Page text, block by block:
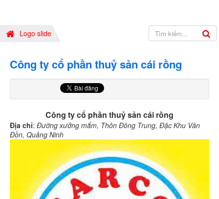
Logo slide
Công ty cổ phần thuỷ sản cái rồng
Công ty cổ phần thuỷ sản cái rồng
Địa chỉ: Đường xưởng mắm, Thôn Đông Trung, Đặc Khu Vân
Đồn, Quảng Ninh